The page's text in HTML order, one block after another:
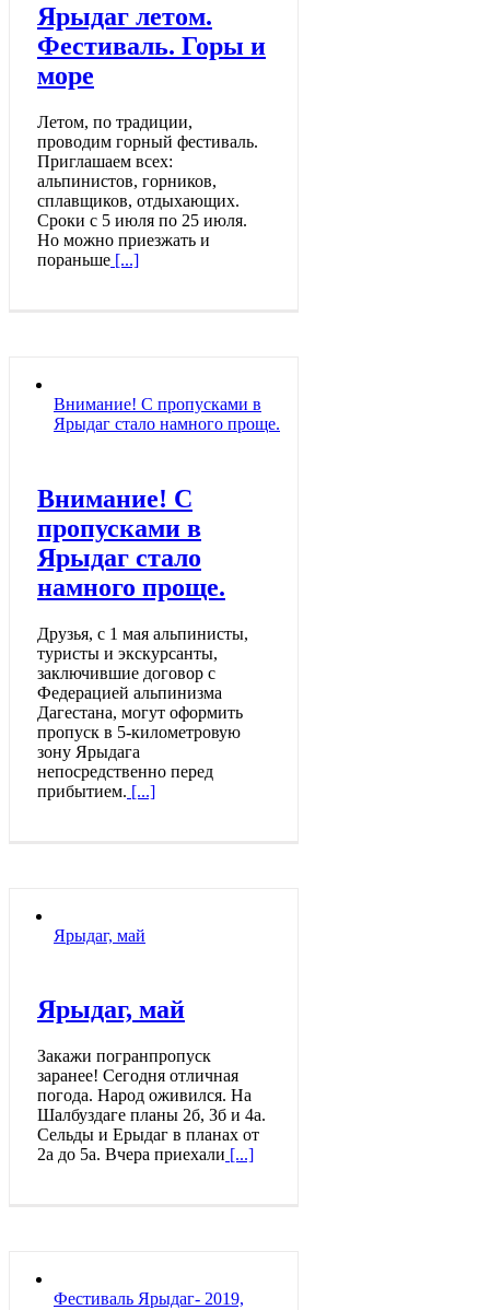
Ярыдаг летом.
Фестиваль. Горы и
море
Летом, по традиции,
проводим горный фестиваль.
Приглашаем всех:
альпинистов, горников,
сплавщиков, отдыхающих.
Сроки с 5 июля по 25 июля.
Но можно приезжать и
пораньше [...]
Внимание! С пропусками в
Ярыдаг стало намного проще.
Внимание! С
пропусками в
Ярыдаг стало
намного проще.
Друзья, с 1 мая альпинисты,
туристы и экскурсанты,
заключившие договор с
Федерацией альпинизма
Дагестана, могут оформить
пропуск в 5-километровую
зону Ярыдага
непосредственно перед
прибытием. [...]
Ярыдаг, май
Ярыдаг, май
Закажи погранпропуск
заранее! Сегодня отличная
погода. Народ оживился. На
Шалбуздаге планы 2б, 3б и 4а.
Сельды и Ерыдаг в планах от
2а до 5а. Вчера приехали [...]
Фестиваль Ярыдаг- 2019,